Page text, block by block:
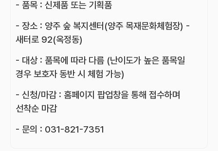
- 품목 : 신제품 또는 기획품
- 장소 : 양주 숲 복지센터(양주 목재문화체험장) -
새터로 92(옥정동)
- 대상 : 품목에 따라 다름 (난이도가 높은 품목일
경우 보호자 동반 시 체험 가능)
- 신청/마감 : 홈페이지 팝업창을 통해 접수하며
선착순 마감
- 문의 : 031-821-7351